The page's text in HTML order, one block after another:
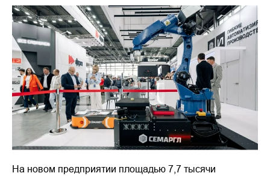
На новом предприятии площадью 7,7 тысячи